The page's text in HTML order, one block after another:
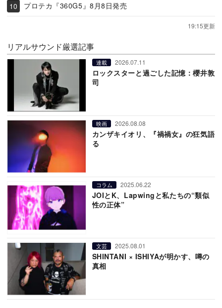
プロテカ『360G5』8月8日発売
19:15更新
リアルサウンド厳選記事
連載 2026.07.11
ロックスターと過ごした記憶：櫻井敦
司
映画 2026.08.08
カンザキイオリ、『禍禍女』の狂気語
る
コラム 2025.06.22
JOIとK、Lapwingと私たちの“類似
性の正体”
文芸 2025.08.01
SHINTANI × ISHIYAが明かす、噂の
真相